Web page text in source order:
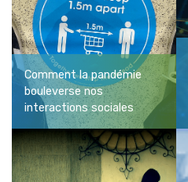
Comment la pandémie
bouleverse nos
interactions sociales